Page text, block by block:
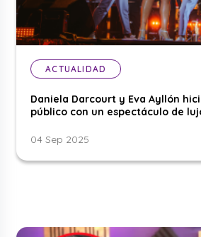
ACTUALIDAD
Daniela Darcourt y Eva Ayllón
público con un espectáculo de
04 Sep 2025